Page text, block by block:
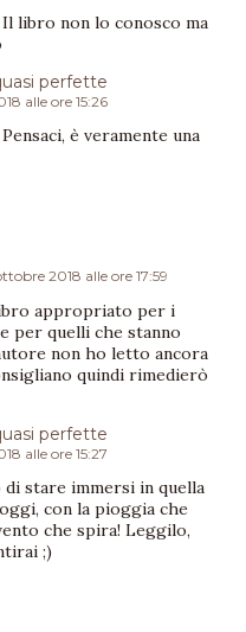
libro non lo conosco ma
perfette
alle ore 15:26
è veramente una
2018 alle ore 17:59
appropriato per i
per quelli che stanno
non ho letto ancora
quindi rimedierò
perfette
alle ore 15:27
stare immersi in quella
con la pioggia che
che spira! Leggilo,
;)